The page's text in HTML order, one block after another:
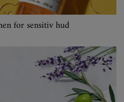
for sensitiv hud